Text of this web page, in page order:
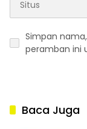
Simpan
peramban ini
Baca Juga